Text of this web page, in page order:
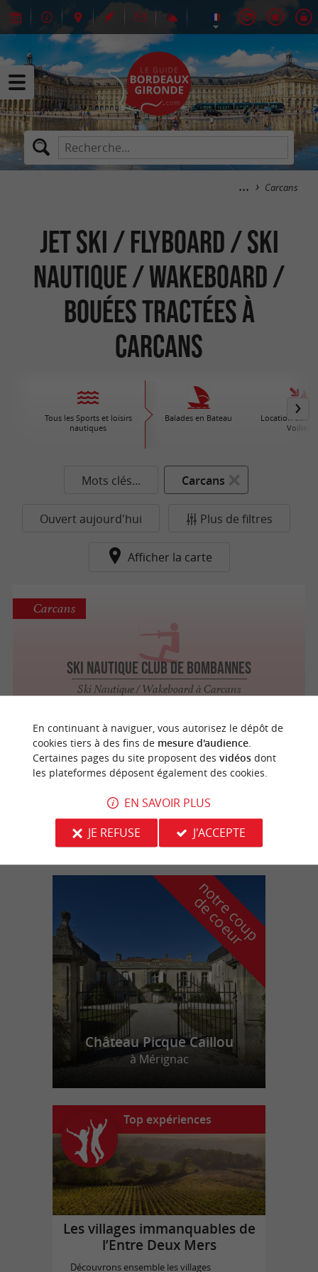
Carcans
Jet Ski / Flyboard / Ski
Nautique / Wakeboard /
Bouées Tractées à
Carcans
Tous les Sports et loisirs
nautiques
Balades en Bateau
Location de
Voiliers
Mots clés... Carcans
Ouvert aujourd'hui Plus de filtres
Afficher la carte
Ski Nautique Club de Bombannes
Ski Nautique / Wakeboard à Carcans
Carcans
Aventura Gliss
Ski Nautique / Wakeboard à Carcans
Carcans
n
o
t
r
e
c
o
u
p
d
e
c
o
e
u
r
Château Picque Caillou
à Mérignac
Top expériences
Les villages immanquables de
l’Entre Deux Mers
Découvrons ensemble les villages
En continuant à naviguer, vous autorisez le dépôt de
cookies tiers à des fins de mesure d'audience.
Certaines pages du site proposent des vidéosdont
les plateformes déposent également des cookies.
EN SAVOIR PLUS
JE REFUSE
J'ACCEPTE